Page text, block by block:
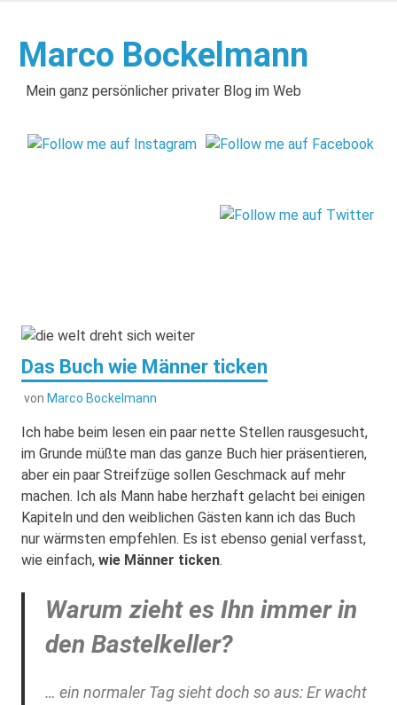
springen
Marco Bockelmann
Mein ganz persönlicher privater Blog im Web
Das Buch wie Männer ticken
von Marco Bockelmann
Ich habe beim lesen ein paar nette Stellen rausgesucht,
im Grunde müßte man das ganze Buch hier präsentieren,
aber ein paar Streifzüge sollen Geschmack auf mehr
machen. Ich als Mann habe herzhaft gelacht bei einigen
Kapiteln und den weiblichen Gästen kann ich das Buch
nur wärmsten empfehlen. Es ist ebenso genial verfasst,
wie einfach, wie Männer ticken.
Warum zieht es Ihn immer in
den Bastelkeller?
… ein normaler Tag sieht doch so aus: Er wacht